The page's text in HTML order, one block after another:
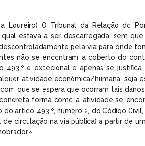
Loureiro) O Tribunal da Relação do
estava a ser descarregada, sem
pela via para onde
não se encontram a coberto do
493.º é excecional e apenas se
atividade económica/humana, seja
que se espera que ocorram tais
forma como a atividade se
artigo 493.º, número 2, do Código
circulação na via pública) a partir de